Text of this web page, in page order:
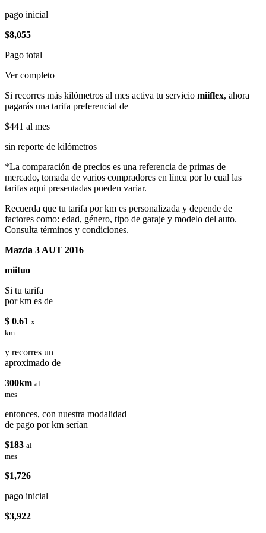
pago inicial
$8,055
Pago total
Ver completo
Si recorres más kilómetros al mes activa tu servicio miiflex, ahora
pagarás una tarifa preferencial de
$441 al mes
sin reporte de kilómetros
*La comparación de precios es una referencia de primas de
mercado, tomada de varios compradores en línea por lo cual las
tarifas aqui presentadas pueden variar.
Recuerda que tu tarifa por km es personalizada y depende de
factores como: edad, género, tipo de garaje y modelo del auto.
Consulta términos y condiciones.
Mazda 3 AUT 2016
miituo
Si tu tarifa
por km es de
$ 0.61 x
km
y recorres un
aproximado de
300km al
mes
entonces, con nuestra modalidad
de pago por km serían
$183 al
mes
$1,726
pago inicial
$3,922